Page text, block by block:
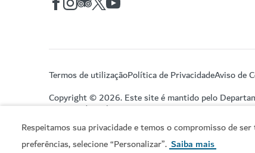
Respeitamos sua privacidade e temos o compromisso de
preferências, selecione “Personalizar”. Saiba mais
Termos de utilizaçãoPolítica de PrivacidadeAviso de
Copyright © 2026. Este site é mantido pelo
Turismo do Dubai.